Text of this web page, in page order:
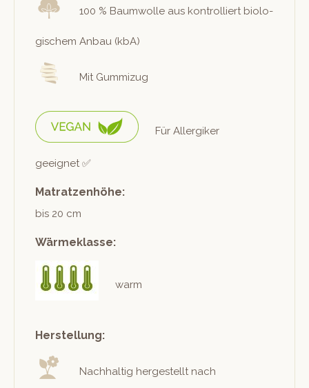
100 % Baum­wolle aus kon­trol­liert biol­o­
gis­chem Anbau (kbA)
Mit Gummizug
Für Allergik­er
geeignet ✅
Matratzenhöhe:
bis 20 cm
Wärmeklasse:
warm
Herstellung:
Nach­haltig hergestellt nach